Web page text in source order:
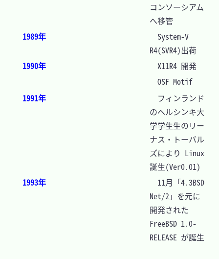
コンソーシアム
へ移管
1989年
System-V
R4(SVR4)出荷
1990年
X11R4 開発
OSF Motif
1991年
フィンランド
のヘルシンキ大
学学生生のリー
ナス・トーバル
ズにより Linux
誕生(Ver0.01)
1993年
11月「4.3BSD
Net/2」を元に
開発された
FreeBSD 1.0-
RELEASE が誕生